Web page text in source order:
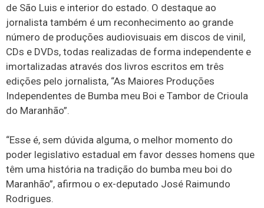
de São Luis e interior do estado. O destaque ao
jornalista também é um reconhecimento ao grande
número de produções audiovisuais em discos de vinil,
CDs e DVDs, todas realizadas de forma independente e
imortalizadas através dos livros escritos em três
edições pelo jornalista, “As Maiores Produções
Independentes de Bumba meu Boi e Tambor de Crioula
do Maranhão”.
“Esse é, sem dúvida alguma, o melhor momento do
poder legislativo estadual em favor desses homens que
têm uma história na tradição do bumba meu boi do
Maranhão”, afirmou o ex-deputado José Raimundo
Rodrigues.